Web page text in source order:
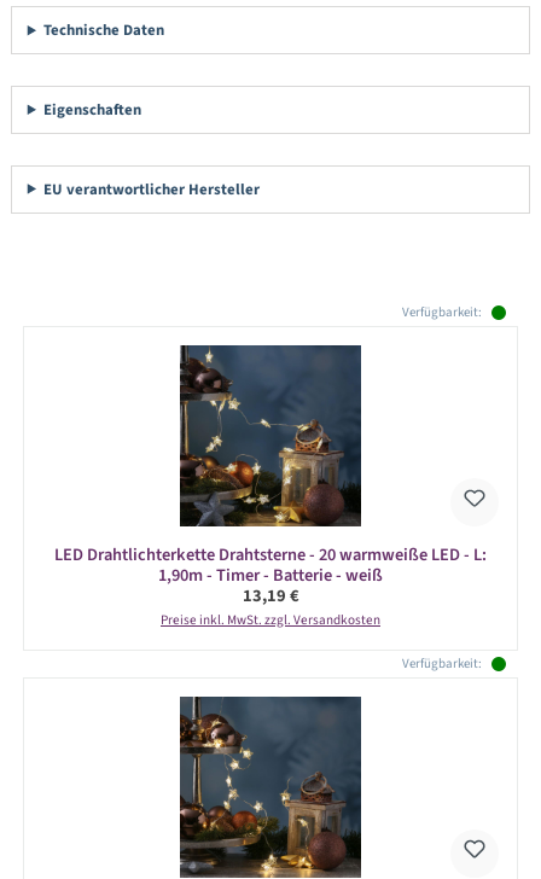
Technische Daten
Eigenschaften
EU verantwortlicher Hersteller
Verfügbarkeit:
LED Drahtlichterkette Drahtsterne - 20 warmweiße LED - L:
1,90m - Timer - Batterie - weiß
Regulärer Preis:
13,19 €
Preise inkl. MwSt. zzgl. Versandkosten
Verfügbarkeit: